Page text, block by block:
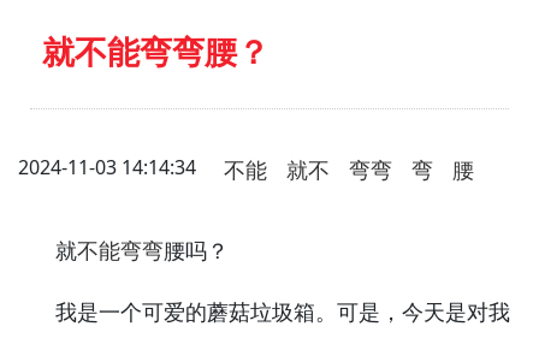
就不能弯弯腰？
2024-11-03 14:14:34 不能 就不 弯弯 弯 腰
就不能弯弯腰吗？
我是一个可爱的蘑菇垃圾箱。可是，今天是对我